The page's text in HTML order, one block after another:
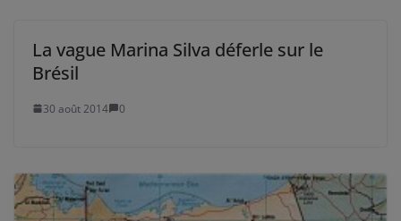
La vague Marina Silva déferle sur le
Brésil
30 août 2014 0